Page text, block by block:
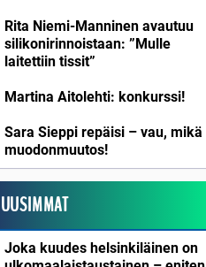
Rita Niemi-Manninen avautuu
silikonirinnoistaan: ”Mulle
laitettiin tissit”
Martina Aitolehti: konkurssi!
Sara Sieppi repäisi – vau, mikä
muodonmuutos!
UUSIMMAT
Joka kuudes helsinkiläinen on